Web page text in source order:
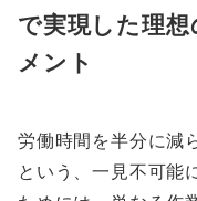
で実現した理
メント
労働時間を半分に減
という、一見不可能